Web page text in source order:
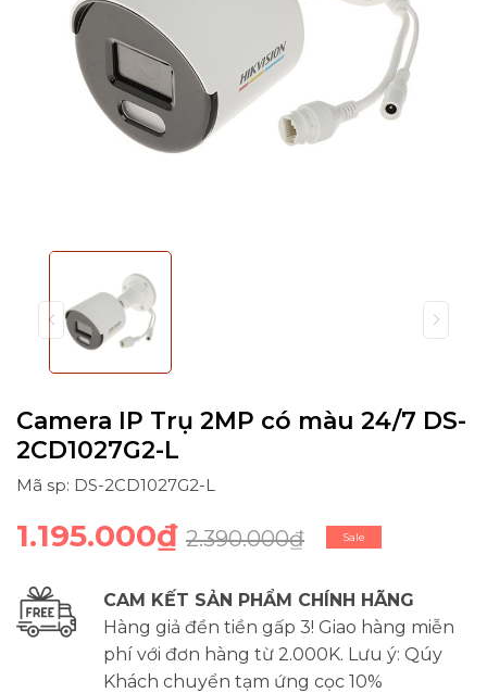
Camera IP Trụ 2MP có màu 24/7 DS-
2CD1027G2-L
Mã sp: DS-2CD1027G2-L
1.195.000₫ 2.390.000₫ Sale
CAM KẾT SẢN PHẨM CHÍNH HÃNG
Hàng giả đền tiền gấp 3! Giao hàng miễn
phí với đơn hàng từ 2.000K. Lưu ý: Qúy
Khách chuyển tạm ứng cọc 10%